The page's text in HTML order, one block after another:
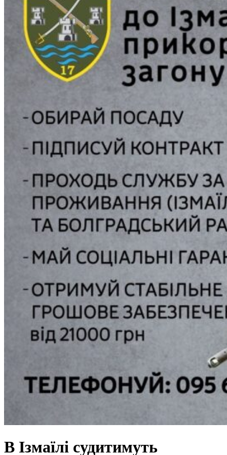
В Ізмаїлі судитимуть